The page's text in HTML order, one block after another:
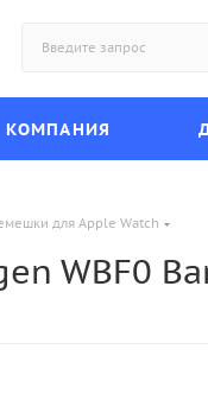
КОМПАНИЯ
для Apple Watch
WBF0